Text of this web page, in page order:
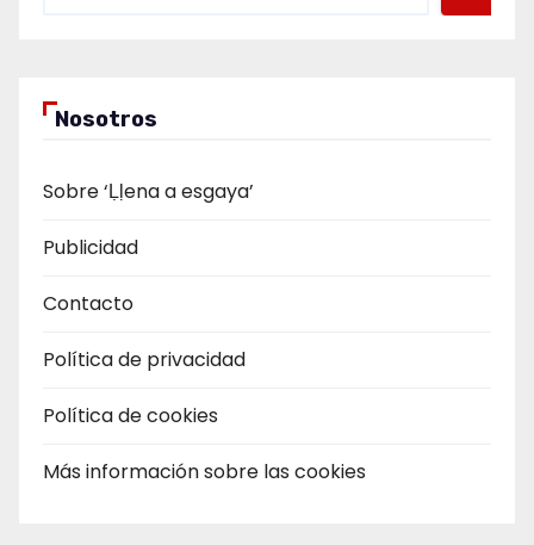
Nosotros
Sobre ‘Ḷḷena a esgaya’
Publicidad
Contacto
Política de privacidad
Política de cookies
Más información sobre las cookies